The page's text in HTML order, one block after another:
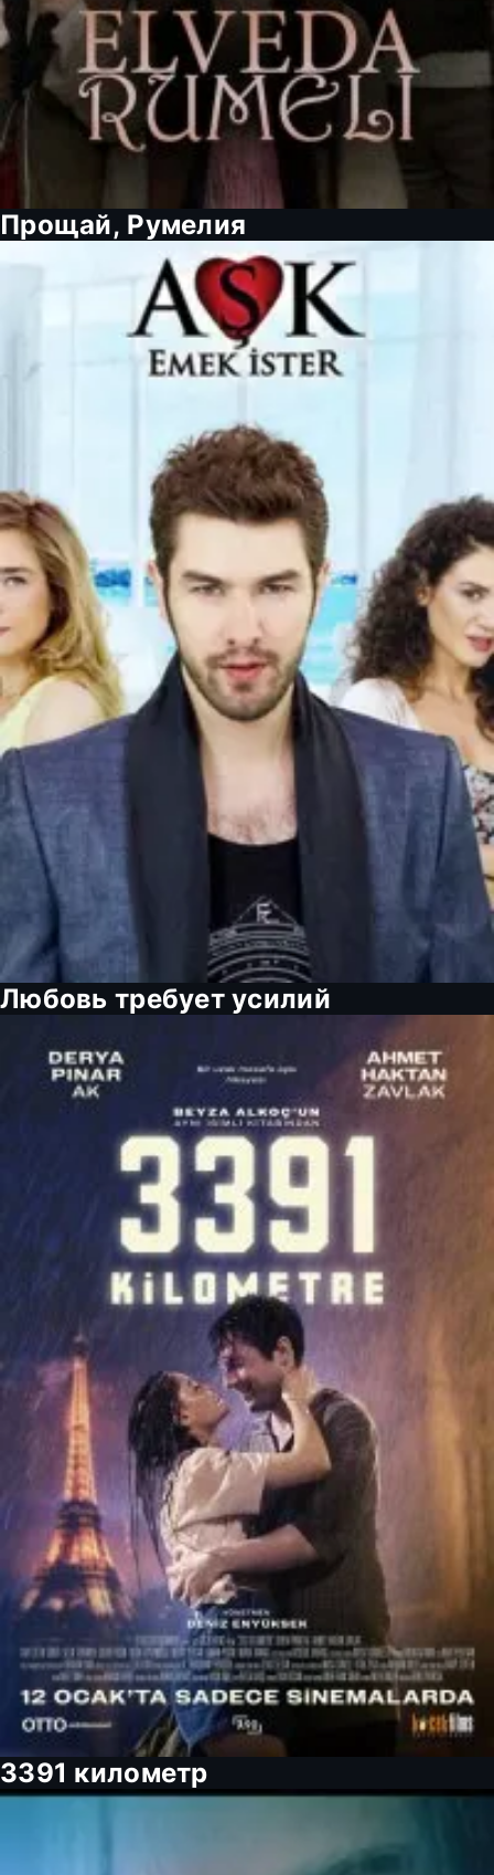
Прощай, Румелия
Любовь требует усилий
3391 километр